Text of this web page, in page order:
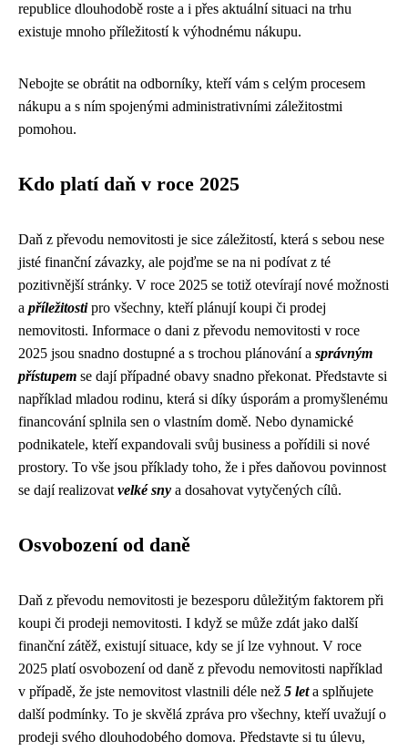
republice dlouhodobě roste a i přes aktuální situaci na trhu
existuje mnoho příležitostí k výhodnému nákupu.
Nebojte se obrátit na odborníky, kteří vám s celým procesem
nákupu a s ním spojenými administrativními záležitostmi
pomohou.
Kdo platí daň v roce 2025
Daň z převodu nemovitosti je sice záležitostí, která s sebou nese
jisté finanční závazky, ale pojďme se na ni podívat z té
pozitivnější stránky. V roce 2025 se totiž otevírají nové možnosti
a příležitostipro všechny, kteří plánují koupi či prodej
nemovitosti. Informace o dani z převodu nemovitosti v roce
2025 jsou snadno dostupné a s trochou plánování a správným
přístupem se dají případné obavy snadno překonat. Představte si
například mladou rodinu, která si díky úsporám a promyšlenému
financování splnila sen o vlastním domě. Nebo dynamické
podnikatele, kteří expandovali svůj business a pořídili si nové
prostory. To vše jsou příklady toho, že i přes daňovou povinnost
se dají realizovat velké sny a dosahovat vytyčených cílů.
Osvobození od daně
Daň z převodu nemovitosti je bezesporu důležitým faktorem při
koupi či prodeji nemovitosti. I když se může zdát jako další
finanční zátěž, existují situace, kdy se jí lze vyhnout. V roce
2025 platí osvobození od daně z převodu nemovitosti například
v případě, že jste nemovitost vlastnili déle než 5 leta splňujete
další podmínky. To je skvělá zpráva pro všechny, kteří uvažují o
prodeji svého dlouhodobého domova. Představte si tu úlevu,